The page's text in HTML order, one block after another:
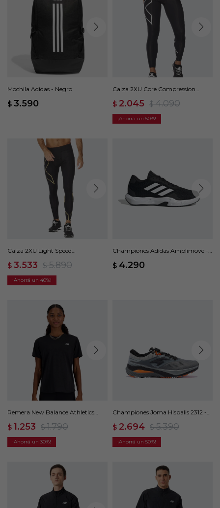
Mochila Adidas - Negro
$ 3.590
Calza 2XU Core Compression
$ 2.045 $ 4.090
50
Calza 2XU Light Speed
$ 3.533 $ 5.890
40
Championes Adidas Amplimove -
$ 4.290
Remera New Balance Athletics
$ 1.253 $ 1.790
30
Championes Joma Hispalis 2312 -
$ 2.694 $ 5.390
50